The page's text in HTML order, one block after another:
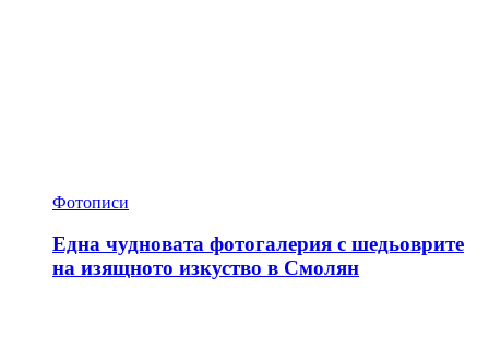
Фотописи
Една чудновата фотогалерия с шедьоврите
на изящното изкуство в Смолян